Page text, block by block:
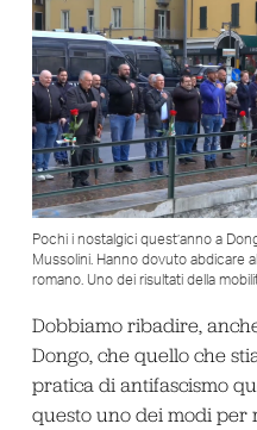
Pochi i nostalgici quest’anno a
Mussolini. Hanno dovuto abdicare
romano. Uno dei risultati della
Dobbiamo ribadire,
Dongo, che quello che
pratica di antifascismo
questo uno dei modi per